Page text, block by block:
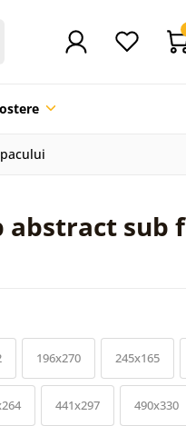
abstract sub
196x270 245x165
441x297 490x330